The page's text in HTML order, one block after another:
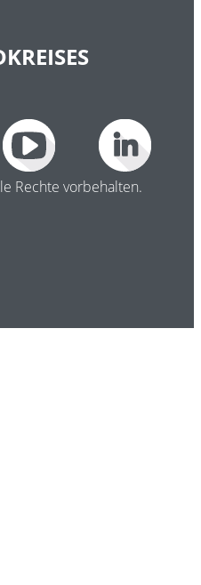
Rechte vorbehalten.